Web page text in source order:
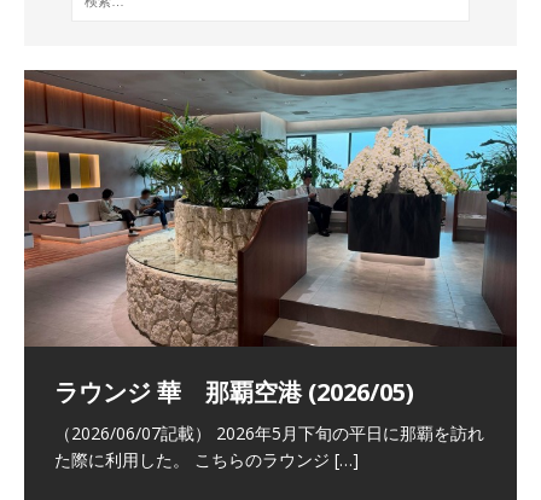
祝！日本航空・マリオットの戦略パー
トナーシップによるFOP無料付与とス
テイタスマッチ
ラウンジ 華 那覇空港 (2026/05)
（2026/06/07記載） 2026年5月下旬の平日に那覇を訪れ
た際に利用した。 こちらのラウンジ […]
The Coral Executive Lounge スワ
ンナプーム国際空港国内線ラウンジ
(2026/01)
日本航空 羽田空港国際線ファースト
クラスラウンジ (2026/01)
（2026/03/18記載） 2026年1月、毎年恒例の新年の羽田
バンコクエアウェイズ スワンナプー
ム国際空港国内線ラウンジ (2026/01)
（2026/03/13記載） 2026年1月上旬にバンコク経由でチ